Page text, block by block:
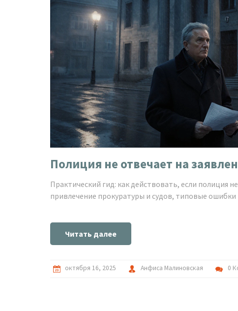
Полиция не отвечает на
Практический гид: как действовать, если полиция
привлечение прокуратуры и судов, типовые ошибки
Читать далее
октября 16, 2025 Анфиса Малиновская 0